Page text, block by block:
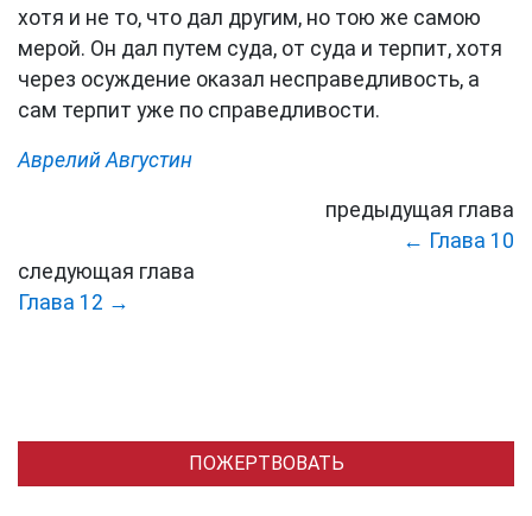
хотя и не то, что дал другим, но тою же самою
мерой. Он дал путем суда, от суда и терпит, хотя
через осуждение оказал несправедливость, а
сам терпит уже по справедливости.
Аврелий Августин
предыдущая глава
← Глава 10
следующая глава
Глава 12 →
ПОЖЕРТВОВАТЬ